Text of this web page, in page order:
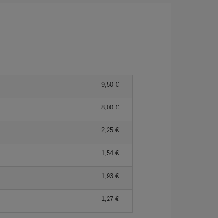
9,50 €
8,00 €
2,25 €
1,54 €
1,93 €
1,27 €